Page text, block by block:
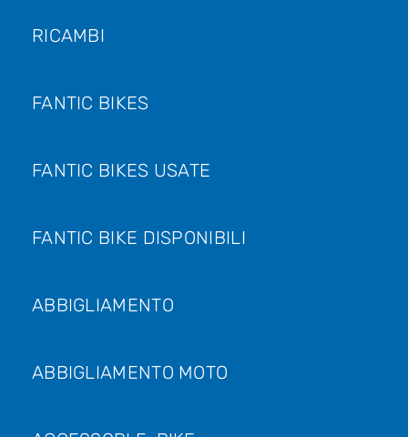
RICAMBI
FANTIC BIKES
FANTIC BIKES USATE
FANTIC BIKE DISPONIBILI
ABBIGLIAMENTO
ABBIGLIAMENTO MOTO